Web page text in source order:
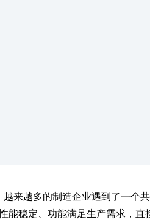
来越多的制造企业遇到了一个
能稳定、功能满足生产需求，